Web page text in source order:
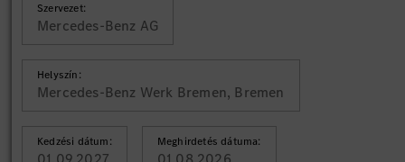
Szervezet:
Mercedes-Benz AG
Helyszín:
Mercedes-Benz Werk Bremen, Bremen
Kedzési dátum: Meghirdetés dátuma: